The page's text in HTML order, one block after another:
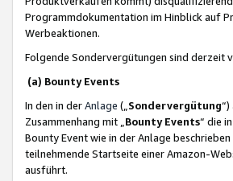
Programmdokumentation im Hinblick auf
Werbeaktionen.
Folgende Sondervergütungen sind derzeit
(a) Bounty Events
In den in derAnlage („ Sondervergütung
Zusammenhang mit „ Bounty Events“ die
Bounty Event wie in der Anlage
teilnehmende Startseite einer Amazon-
ausführt.